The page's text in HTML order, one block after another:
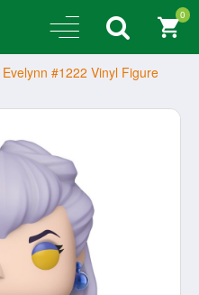
0
#1222 Vinyl Figure